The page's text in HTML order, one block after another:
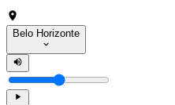
Belo Horizonte